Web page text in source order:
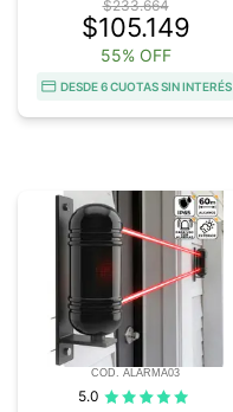
$233.664
$105.149
55% OFF
DESDE 6 CUOTAS SIN INTERÉS
COD. ALARMA03
5.0